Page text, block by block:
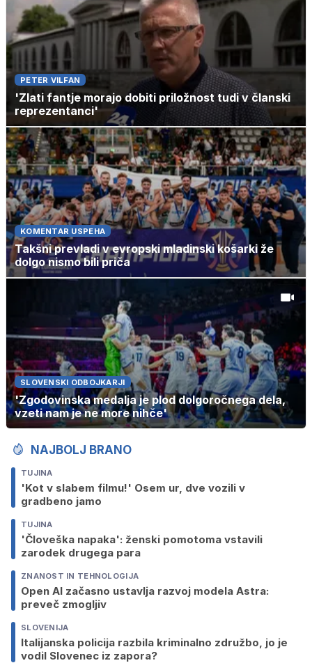
PETER VILFAN
'Zlati fantje morajo dobiti priložnost tudi v članski
reprezentanci'
KOMENTAR USPEHA
Takšni prevladi v evropski mladinski košarki že
dolgo nismo bili priča
SLOVENSKI ODBOJKARJI
'Zgodovinska medalja je plod dolgoročnega dela,
vzeti nam je ne more nihče'
NAJBOLJ BRANO
TUJINA
'Kot v slabem filmu!' Osem ur, dve vozili v
gradbeno jamo
TUJINA
'Človeška napaka': ženski pomotoma vstavili
zarodek drugega para
ZNANOST IN TEHNOLOGIJA
Open AI začasno ustavlja razvoj modela Astra:
preveč zmogljiv
SLOVENIJA
Italijanska policija razbila kriminalno združbo, jo je
vodil Slovenec iz zapora?